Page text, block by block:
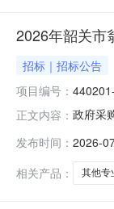
2026年韶关市
招标｜招标公告
项目编号：
正文内容： 政府采
￥
发布时间： 2026-
相关产品：
其他专